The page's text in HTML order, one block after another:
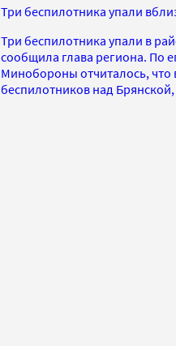
Три беспилотника упали
Три беспилотника упали в
сообщила глава региона. По
Минобороны отчиталось, что
беспилотников над